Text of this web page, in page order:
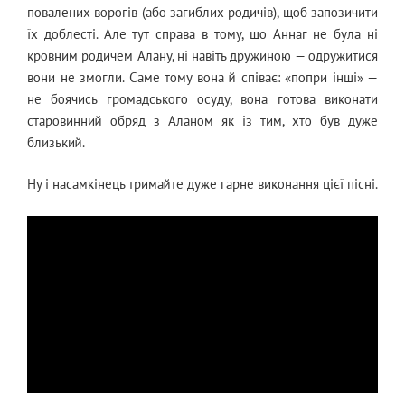
повалених ворогів (або загиблих родичів), щоб запозичити
їх доблесті. Але тут справа в тому, що Аннаг не була ні
кровним родичем Алану, ні навіть дружиною — одружитися
вони не змогли. Саме тому вона й співає: «попри інші» —
не боячись громадського осуду, вона готова виконати
старовинний обряд з Аланом як із тим, хто був дуже
близький.
Ну і насамкінець тримайте дуже гарне виконання цієї пісні.